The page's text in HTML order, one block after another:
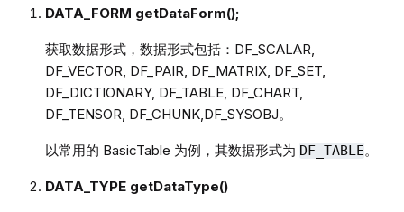
DATA_FORM getDataForm();
获取数据形式，数据形式包括：DF_SCALAR,
DF_VECTOR, DF_PAIR, DF_MATRIX, DF_SET,
DF_DICTIONARY, DF_TABLE, DF_CHART,
DF_TENSOR, DF_CHUNK,DF_SYSOBJ。
以常用的 BasicTable 为例，其数据形式为 DF_TABLE。
DATA_TYPE getDataType()